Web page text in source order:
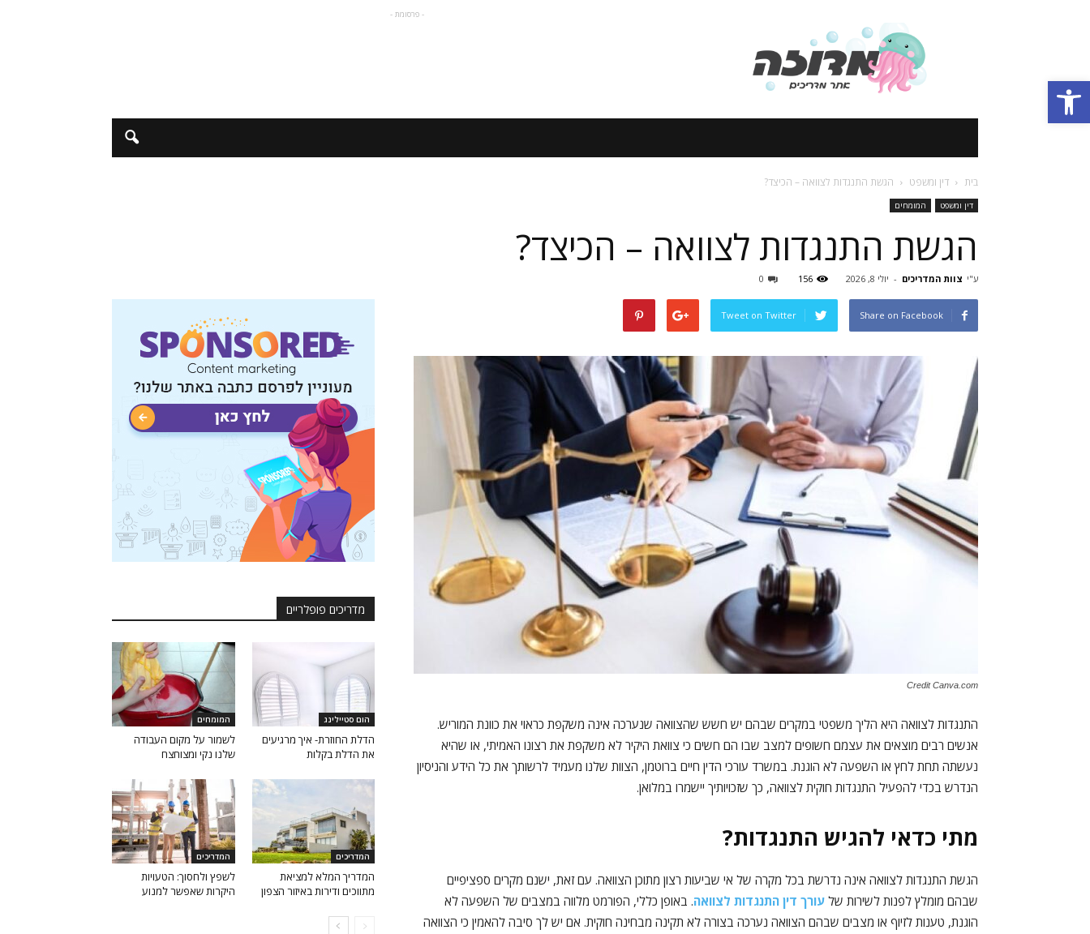
Open toolbar
מדריכים
- פרסומת -
בית דין ומשפט הגשת התנגדות לצוואה – הכיצד?
דין ומשפט המומחים
הגשת התנגדות לצוואה – הכיצד?
ע"י צוות המדריכים - יולי 8, 2026 156
0
Share on Facebook
Tweet on Twitter
Credit Canva.com
התנגדות לצוואה היא הליך משפטי במקרים שבהם יש חשש שהצוואה שנערכה אינה משקפת כראוי את כוונת המוריש.
אנשים רבים מוצאים את עצמם חשופים למצב שבו הם חשים כי צוואת היקיר לא משקפת את רצונו האמיתי, או שהיא
נעשתה תחת לחץ או השפעה לא הוגנת. במשרד עורכי הדין חיים ברוטמן, הצוות שלנו מעמיד לרשותך את כל הידע והניסיון
הנדרש בכדי להפעיל התנגדות חוקית לצוואה, כך שזכויותיך יישמרו במלואן.
מתי כדאי להגיש התנגדות?
הגשת התנגדות לצוואה אינה נדרשת בכל מקרה של אי שביעות רצון מתוכן הצוואה. עם זאת, ישנם מקרים ספציפיים
שבהם מומלץ לפנות לשירות של עורך דין התנגדות לצוואה. באופן כללי, הפורמט מלווה במצבים של השפעה לא
הוגנת, טענות לזיוף או מצבים שבהם הצוואה נערכה בצורה לא תקינה מבחינה חוקית. אם יש לך סיבה להאמין כי הצוואה
מדריכים פופלריים
הום סטיילינג
הדלת החוזרת- איך מרגיעים
את הדלת בקלות
המומחים
לשמור על מקום העבודה
שלנו נקי ומצוחצח
המדריכים
המדריך המלא למציאת
מתווכים ודירות באיזור הצפון
המדריכים
לשפץ ולחסוך: הטעויות
היקרות שאפשר למנוע